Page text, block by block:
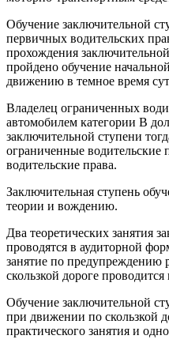
Обучение заключительной
первичных водительских
прохождения
пройдено обучение
движению в темное время
Владелец ограниченных
автомобилем категории B
заключительной ступени
ограниченные водительские
водительские права.
Заключительная ступень
теории и вождению.
Два теоретических занятия
проводятся в аудиторной
занятие по предупреждению
скользкой дороге
Обучение заключительной
при движении по скользкой
практического занятия и